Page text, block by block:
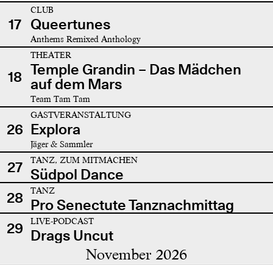
17
CLUB
Queertunes
Anthems Remixed Anthology
18
THEATER
Temple Grandin – Das Mädchen
auf dem Mars
Team Tam Tam
26
GASTVERANSTALTUNG
Explora
Jäger & Sammler
27 TANZ, ZUM MITMACHEN
Südpol Dance
28
TANZ
Pro Senectute Tanznachmittag
29
LIVE-PODCAST
Drags Uncut
November 2026